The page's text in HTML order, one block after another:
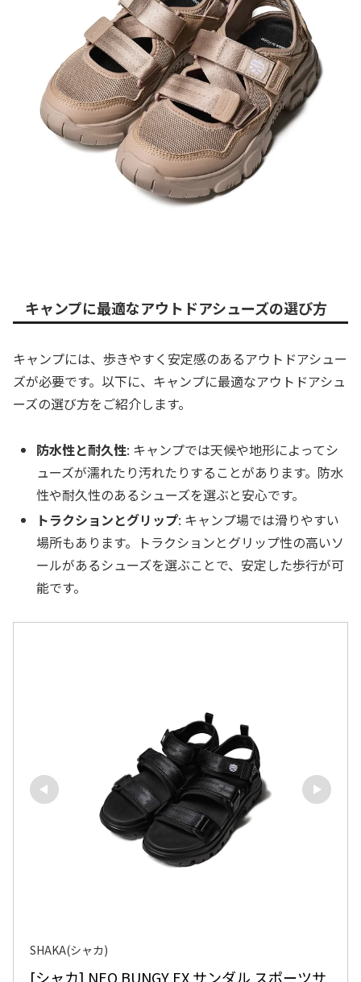
キャンプに最適なアウトドアシューズの選び方
キャンプには、歩きやすく安定感のあるアウトドアシュー
ズが必要です。以下に、キャンプに最適なアウトドアシュ
ーズの選び方をご紹介します。
防水性と耐久性: キャンプでは天候や地形によってシ
ューズが濡れたり汚れたりすることがあります。防水
性や耐久性のあるシューズを選ぶと安心です。
トラクションとグリップ: キャンプ場では滑りやすい
場所もあります。トラクションとグリップ性の高いソ
ールがあるシューズを選ぶことで、安定した歩行が可
能です。
SHAKA(シャカ)
[シャカ] NEO BUNGY EX サンダル スポーツサ